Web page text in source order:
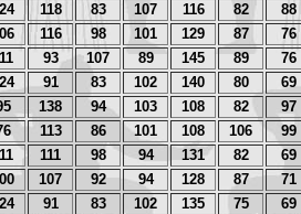
118 83 107 116 82 88
116 98 101 129 87 76
93 107 89 145 89 76
91 83 102 140 80 69
138 94 103 108 82 97
113 86 101 108 106 99
111 98 94 131 82 69
107 92 94 128 87 71
91 83 102 135 75 69